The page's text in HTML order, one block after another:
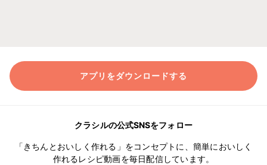
アプリをダウンロードする
クラシルの公式SNSをフォロー
「きちんとおいしく作れる」をコンセプトに、簡単においしく
作れるレシピ動画を毎日配信しています。